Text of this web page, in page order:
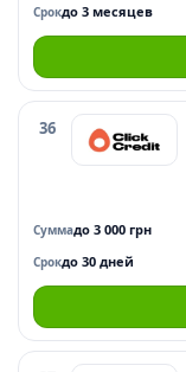
Срокдо 3 месяцев
36
Суммадо 3 000 грн
Срокдо 30 дней